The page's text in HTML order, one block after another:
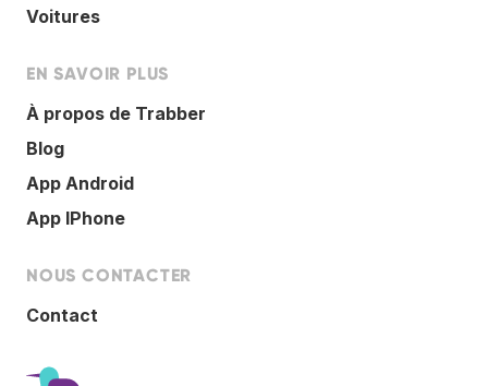
Voitures
EN SAVOIR PLUS
À propos de Trabber
Blog
App Android
App IPhone
NOUS CONTACTER
Contact